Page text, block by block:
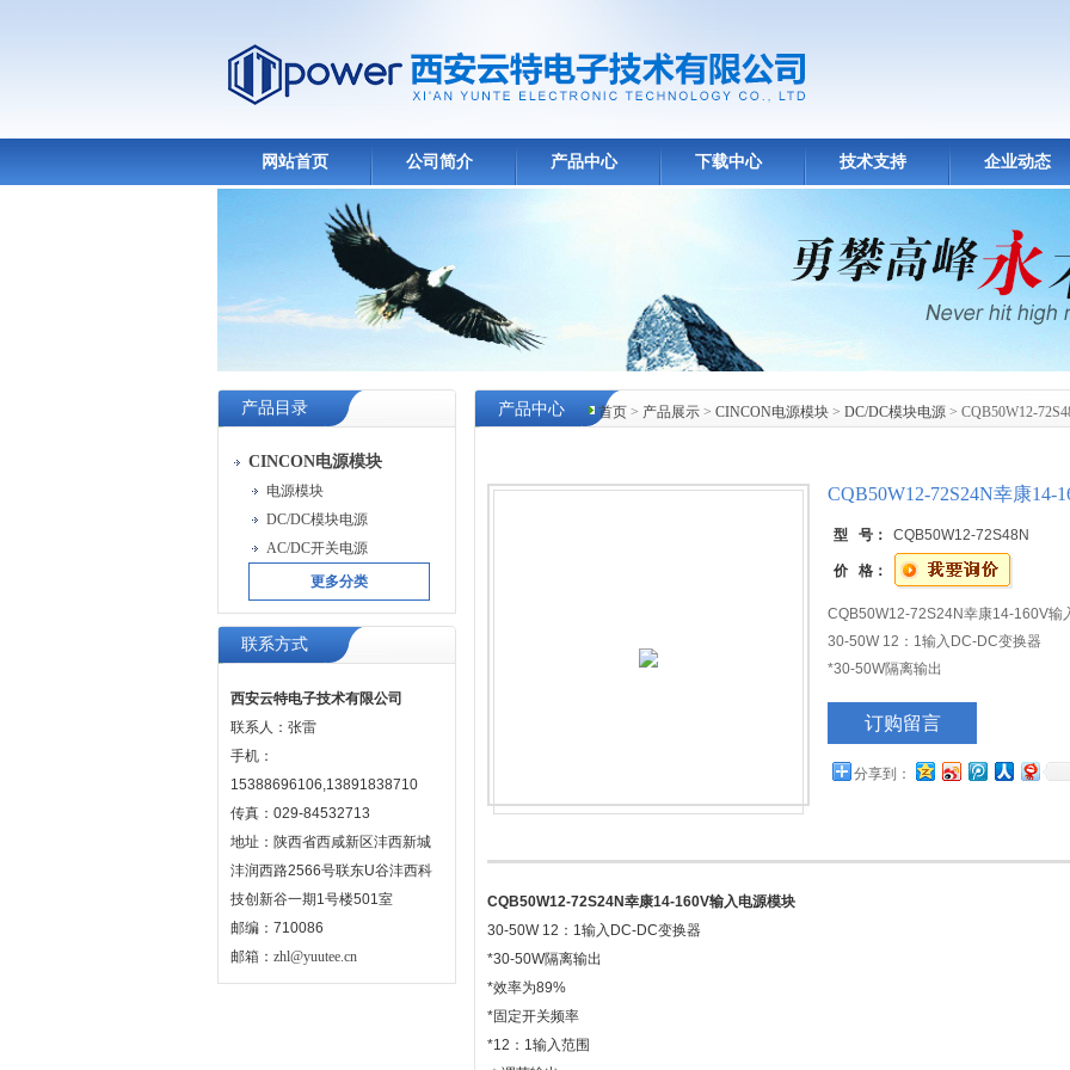
网站首页 公司简介 产品中心 下载中心 技术支持 企业动态
产品目录
CINCON电源模块
电源模块
DC/DC模块电源
AC/DC开关电源
更多分类
联系方式
西安云特电子技术有限公司
联系人：张雷
手机：
15388696106,13891838710
传真：029-84532713
地址：陕西省西咸新区沣西新城
沣润西路2566号联东U谷沣西科
技创新谷一期1号楼501室
邮编：710086
邮箱： zhl@yuutee.cn
首页 > 产品展示 > CINCON电源模块 > DC/DC模块电源 > CQB50W12-
产品中心
CQB50W12-72S24N幸康14-
型 号： CQB50W12-72S48N
价 格：
CQB50W12-72S24N幸康14-160V输
30-50W 12：1输入DC-DC变换器
*30-50W隔离输出
*固定开关频率
＊调节输出
*过温保护
订购留言
分享到：
CQB50W12-72S24N幸康14-160V输入电源模块
30-50W 12：1输入DC-DC变换器
*30-50W隔离输出
*效率为89%
*固定开关频率
*12：1输入范围